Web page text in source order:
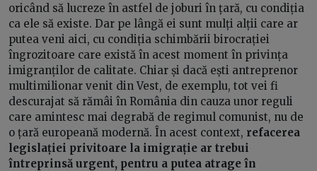
oricând să lucreze în astfel de joburi în țară, cu condiția
ca ele să existe. Dar pe lângă ei sunt mulți alții care ar
putea veni aici, cu condiția schimbării birocrației
îngrozitoare care există în acest moment în privința
imigranților de calitate. Chiar și dacă ești antreprenor
multimilionar venit din Vest, de exemplu, tot vei fi
descurajat să rămâi în România din cauza unor reguli
care amintesc mai degrabă de regimul comunist, nu de
o țară europeană modernă. În acest context, refacerea
legislației privitoare la imigrație ar trebui
întreprinsă urgent, pentru a putea atrage în